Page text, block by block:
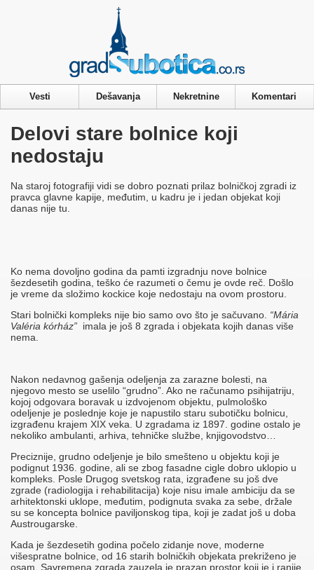
Vesti Dešavanja Nekretnine Komentari
Delovi stare bolnice koji
nedostaju
Na staroj fotografiji vidi se dobro poznati prilaz bolničkoj zgradi iz
pravca glavne kapije, međutim, u kadru je i jedan objekat koji
danas nije tu.
Ko nema dovoljno godina da pamti izgradnju nove bolnice
šezdesetih godina, teško će razumeti o čemu je ovde reč. Došlo
je vreme da složimo kockice koje nedostaju na ovom prostoru.
Stari bolnički kompleks nije bio samo ovo što je sačuvano. “Mária
Valéria kórház” imala je još 8 zgrada i objekata kojih danas više
nema.
Nakon nedavnog gašenja odeljenja za zarazne bolesti, na
njegovo mesto se uselilo “grudno”. Ako ne računamo psihijatriju,
kojoj odgovara boravak u izdvojenom objektu, pulmološko
odeljenje je poslednje koje je napustilo staru subotičku bolnicu,
izgrađenu krajem XIX veka. U zgradama iz 1897. godine ostalo je
nekoliko ambulanti, arhiva, tehničke službe, knjigovodstvo…
Preciznije, grudno odeljenje je bilo smešteno u objektu koji je
podignut 1936. godine, ali se zbog fasadne cigle dobro uklopio u
kompleks. Posle Drugog svetskog rata, izgrađene su još dve
zgrade (radiologija i rehabilitacija) koje nisu imale ambiciju da se
arhitektonski uklope, međutim, podignuta svaka za sebe, držale
su se koncepta bolnice paviljonskog tipa, koji je zadat još u doba
Austrougarske.
Kada je šezdesetih godina počelo zidanje nove, moderne
višespratne bolnice, od 16 starih bolničkih objekata prekriženo je
osam. Savremena zgrada zauzela je prazan prostor koji je i ranije
Privacy & Cookies Policy